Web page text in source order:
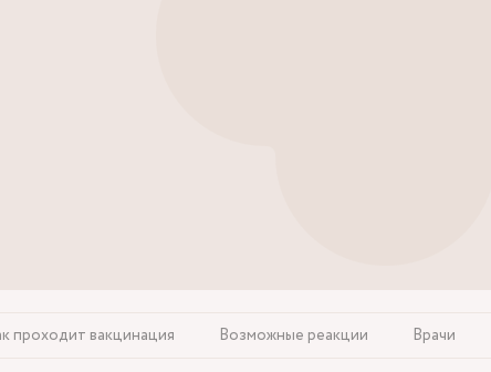
проходит вакцинация Возможные реакции Врачи